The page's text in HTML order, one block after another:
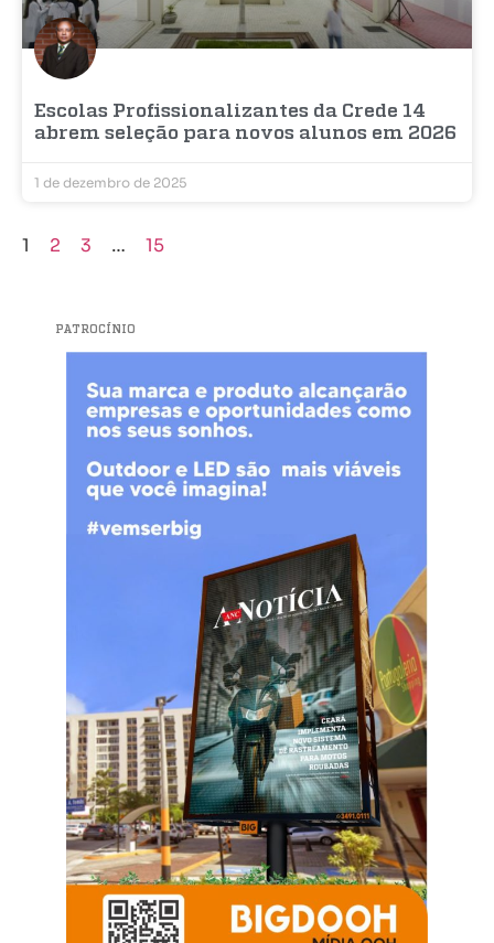
Escolas Profissionalizantes da Crede 14
abrem seleção para novos alunos em 2026
1 de dezembro de 2025
1 2 3 … 15
PATROCÍNIO